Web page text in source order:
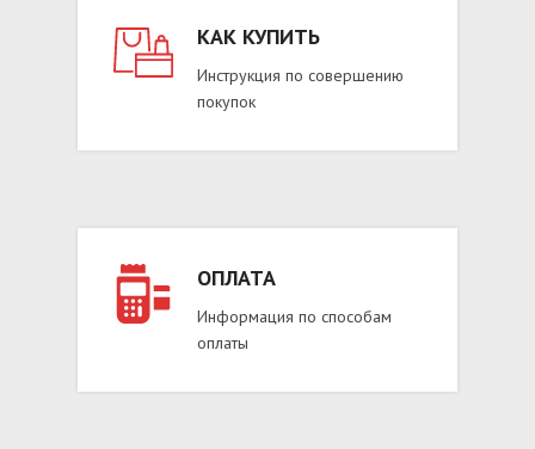
КАК КУПИТЬ
Инструкция по совершению
покупок
ОПЛАТА
Информация по способам
оплаты